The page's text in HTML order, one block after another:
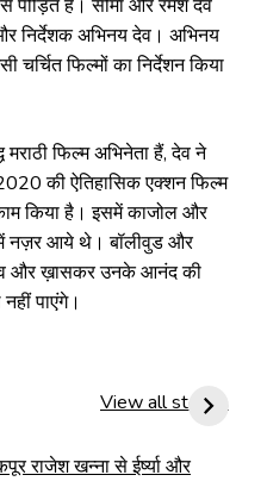
से पीड़ित हैं। सीमा और रमेश देव
निर्देशक अभिनय देव। अभिनय
चर्चित फिल्मों का निर्देशन किया
फिल्म अभिनेता हैं, देव ने
की ऐतिहासिक एक्शन फिल्म
किया है। इसमें काजोल और
नज़र आये थे। बॉलीवुड और
और ख़ासकर उनके आनंद की
पाएंगे।
View all stories
Actors Went Bald
फ़िल्मी सितारे जो हुए गंजे
राजेश खन्ना से ईर्ष्या और